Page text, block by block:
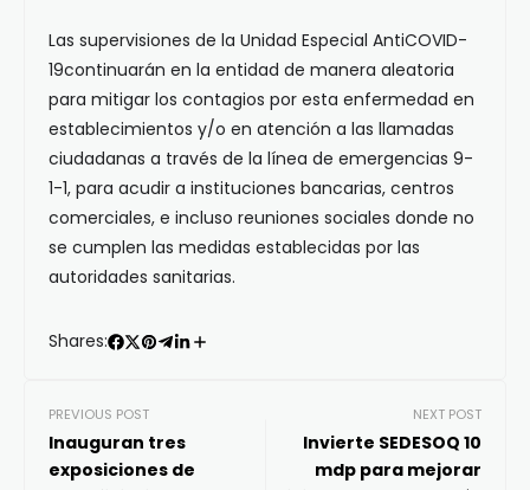
Las supervisiones de la Unidad Especial AntiCOVID-
19continuarán en la entidad de manera aleatoria
para mitigar los contagios por esta enfermedad en
establecimientos y/o en atención a las llamadas
ciudadanas a través de la línea de emergencias 9-
1-1, para acudir a instituciones bancarias, centros
comerciales, e incluso reuniones sociales donde no
se cumplen las medidas establecidas por las
autoridades sanitarias.
Shares:
PREVIOUS POST
Inauguran tres
exposiciones de
NEXT POST
Invierte SEDESOQ 10
mdp para mejorar